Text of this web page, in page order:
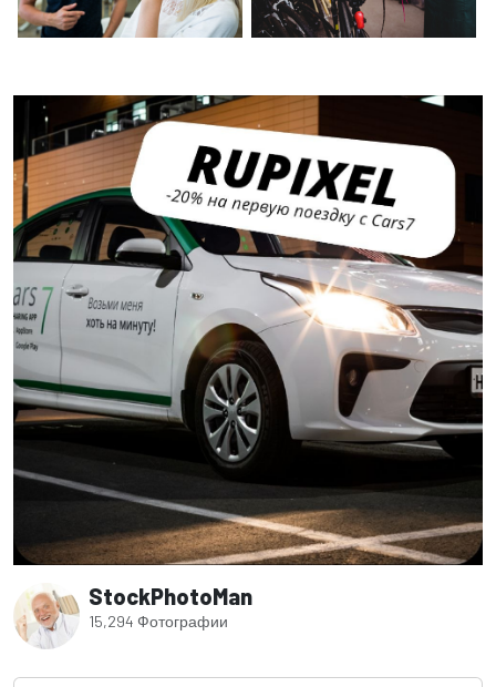
StockPhotoMan
15,294 Фотографии